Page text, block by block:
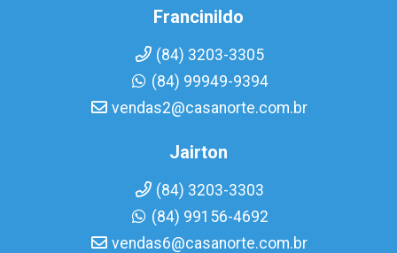
Francinildo
(84) 3203-3305
(84) 99949-9394
vendas2@casanorte.com.br
Jairton
(84) 3203-3303
(84) 99156-4692
vendas6@casanorte.com.br